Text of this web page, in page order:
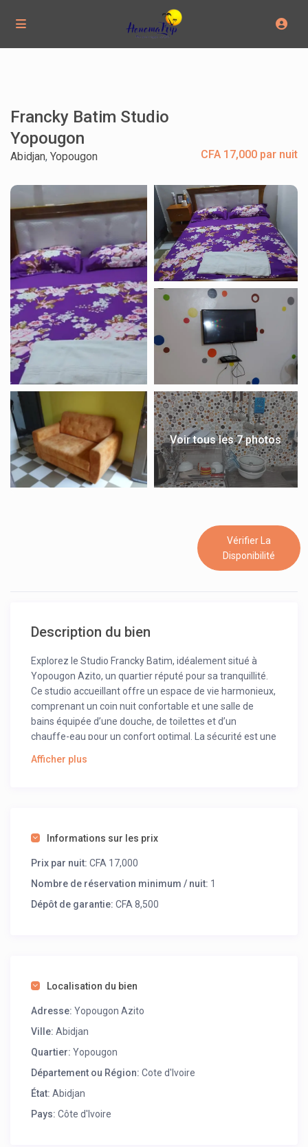
Francky Batim Studio
Yopougon
CFA 17,000 par nuit
Abidjan,Yopougon
Voir tous les 7 photos
Vérifier La
Disponibilité
Description du bien
Explorez le Studio Francky Batim, idéalement situé à
Yopougon Azito, un quartier réputé pour sa tranquillité.
Ce studio accueillant offre un espace de vie harmonieux,
comprenant un coin nuit confortable et une salle de
bains équipée d’une douche, de toilettes et d’un
chauffe-eau pour un confort optimal. La sécurité est une
toute sérénité.
des tâches quotidiennes pour que vous puissiez vous
stratégiquement situé, à proximité des commodités
locales et des principales attractions du quartier, vous
besoin.
paisible et discret, où chaque détail a été pensé pour
expérience résidentielle unique dans l’un des quartiers
les plus paisibles de Yopougon.
Afficher plus
Informations sur les prix
Prix par nuit: CFA 17,000
Nombre de réservation minimum / nuit: 1
Dépôt de garantie: CFA 8,500
Localisation du bien
Adresse: Yopougon Azito
Ville: Abidjan
Quartier: Yopougon
Département ou Région: Cote d'Ivoire
État: Abidjan
Pays: Côte d'Ivoire